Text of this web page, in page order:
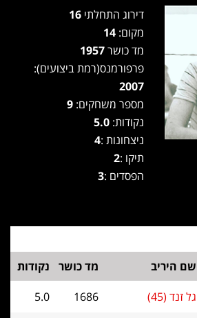
דירוג התחלתי
מקום:
מד כושר
פרפורמנס(רמת ביצועים):
2007
מספר משחקים:
נקודות: 5.0
ניצחונות :4
תיקו :2
הפסדים :3
שם היריב מד כושר
נקודות
גל זנד (45) 1686
5.0